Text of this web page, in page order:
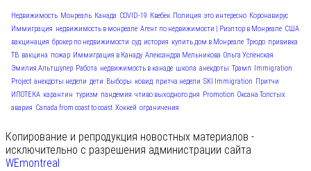
Недвижимость Монреаль Канада COVID-19 Квебек Полиция это интересно Коронавирус
Иммиграция недвижимость в монреале Агент по недвижимости | Риэлтор в Монреале США
вакцинация брокер по недвижимости суд история купить дом в Монреале Трюдо прививка
ТВ вакцина пожар Иммиграция в Канаду Александра Мельникова Ольга Успенская
Эмилия Альтшулер Работа недвижимость в канаде школа анекдоты Трамп
Immigration
Project анекдоты недели дети Выборы ковид притча недели SKI Immigration Притчи
ИПОТЕКА карантин туризм пандемия чтиво выходного дня Promotion Оксана Толстых
авария Canada from coast to coast Хоккей ограничения
Копирование и репродукция новостных материалов -
исключительно с разрешения администрации сайта
WEmontreal